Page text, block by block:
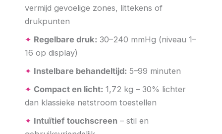
vermijd gevoelige zones, littekens of
drukpunten
✦ Regelbare druk: 30–240 mmHg (niveau 1–
16 op display)
✦ Instelbare behandeltijd: 5–99 minuten
✦ Compact en licht: 1,72 kg – 30% lichter
dan klassieke netstroom toestellen
✦ Intuïtief touchscreen – stil en